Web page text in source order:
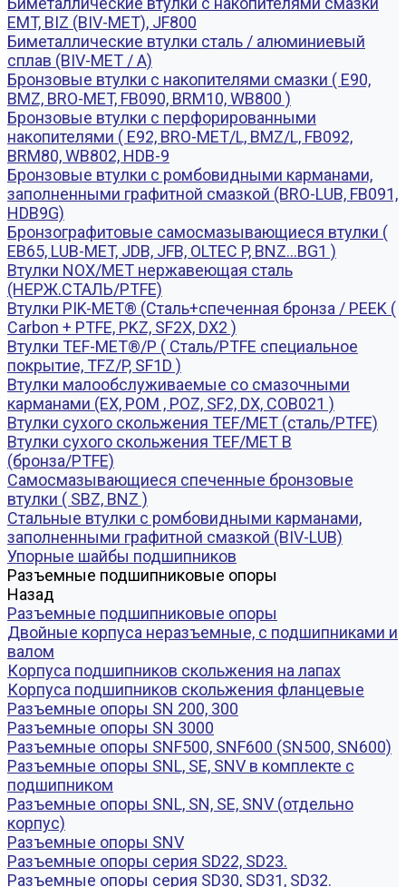
EMT, BIZ (BIV-MET), JF800
Биметаллические втулки сталь / алюминиевый
сплав (BIV-MET / A)
Бронзовые втулки с накопителями смазки ( E90,
BMZ, BRO-MET, FB090, BRM10, WB800 )
Бронзовые втулки с перфорированными
накопителями ( E92, BRO-MET/L, BMZ/L, FB092,
BRM80, WB802, HDB-9
Бронзовые втулки с ромбовидными карманами,
заполненными графитной смазкой (BRO-LUB, FB091,
HDB9G)
Бронзографитовые самосмазывающиеся втулки (
EB65, LUB-MET, JDB, JFB, OLTEC P, BNZ...BG1 )
Втулки NOX/MET нержавеющая сталь
(НЕРЖ.СТАЛЬ/PTFE)
Втулки PIK-MET® (Сталь+спеченная бронза / PEEK (
Carbon + PTFE, PKZ, SF2X, DX2 )
Втулки TEF-MET®/P ( Сталь/PTFE специальное
покрытие, TFZ/P, SF1D )
Втулки малообслуживаемые со смазочными
карманами (EX, POM , POZ, SF2, DX, COB021 )
Втулки сухого скольжения TEF/MET (сталь/PTFE)
Втулки сухого скольжения TEF/MET B
(бронза/PTFE)
Самосмазывающиеся спеченные бронзовые
втулки ( SBZ, BNZ )
Стальные втулки с ромбовидными карманами,
заполненными графитной смазкой (BIV-LUB)
Упорные шайбы подшипников
Разъемные подшипниковые опоры
Назад
Разъемные подшипниковые опоры
Двойные корпуса неразъемные, с подшипниками и
валом
Корпуса подшипников скольжения на лапах
Корпуса подшипников скольжения фланцевые
Разъемные опоры SN 200, 300
Разъемные опоры SN 3000
Разъемные опоры SNF500, SNF600 (SN500, SN600)
Разъемные опоры SNL, SE, SNV в комплекте с
подшипником
Разъемные опоры SNL, SN, SE, SNV (отдельно
корпус)
Разъемные опоры SNV
Разъемные опоры серия SD22, SD23.
Разъемные опоры серия SD30, SD31, SD32.